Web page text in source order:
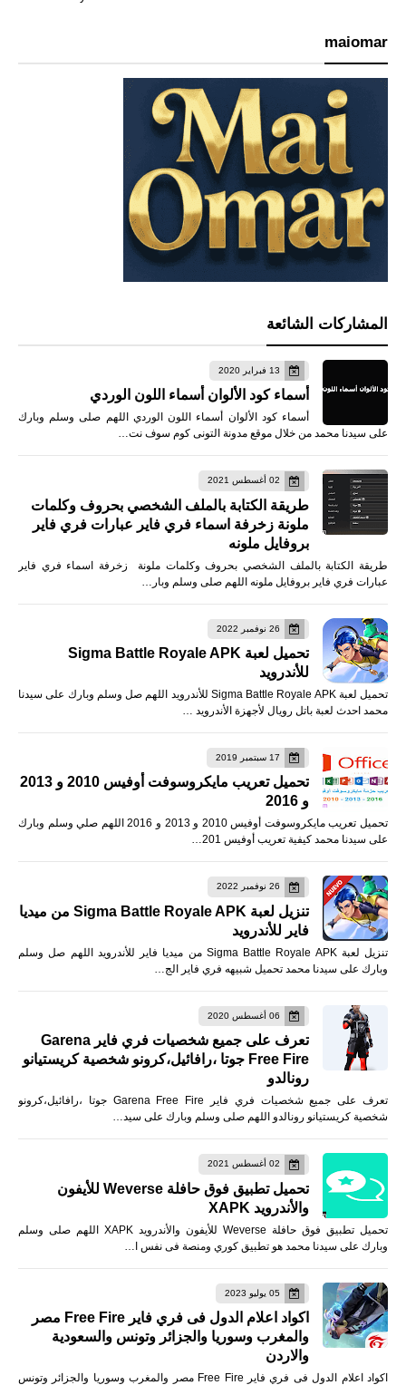
maiomar
المشاركات الشائعة
13 فبراير 2020
أسماء كود الألوان أسماء اللون الوردي
أسماء كود الألوان أسماء اللون الوردي اللهم صلى وسلم وبارك
على سيدنا محمد من خلال موقع مدونة التونى كوم سوف نت…
02 أغسطس 2021
طريقة الكتابة بالملف الشخصي بحروف وكلمات
ملونة زخرفة اسماء فري فاير عبارات فري فاير
بروفايل ملونه
طريقة الكتابة بالملف الشخصي بحروف وكلمات ملونة زخرفة اسماء فري فاير
عبارات فري فاير بروفايل ملونه اللهم صلى وسلم وبار…
26 نوفمبر 2022
تحميل لعبة Sigma Battle Royale APK
للأندرويد
تحميل لعبة Sigma Battle Royale APK للأندرويد اللهم صل وسلم وبارك على سيدنا
محمد احدث لعبة باتل رويال لأجهزة الأندرويد …
17 سبتمبر 2019
تحميل تعريب مايكروسوفت أوفيس 2010 و 2013
و 2016
تحميل تعريب مايكروسوفت أوفيس 2010 و 2013 و 2016 اللهم صلي وسلم وبارك
على سيدنا محمد كيفية تعريب أوفيس 201…
26 نوفمبر 2022
تنزيل لعبة Sigma Battle Royale APK من ميديا
فاير للأندرويد
تنزيل لعبة Sigma Battle Royale APK من ميديا فاير للأندرويد اللهم صل وسلم
وبارك على سيدنا محمد تحميل شبيهه فري فاير الج…
06 أغسطس 2020
تعرف على جميع شخصيات فري فاير Garena
Free Fire جوتا ،رافائيل،كرونو شخصية كريستيانو
رونالدو
تعرف على جميع شخصيات فري فاير Garena Free Fire جوتا ،رافائيل،كرونو
شخصية كريستيانو رونالدو اللهم صلى وسلم وبارك على سيد…
02 أغسطس 2021
تحميل تطبيق فوق حافلة Weverse للأيفون
والأندرويد XAPK
تحميل تطبيق فوق حافلة Weverse للأيفون والأندرويد XAPK اللهم صلى وسلم
وبارك على سيدنا محمد هو تطبيق كوري ومنصة فى نفس ا…
05 يوليو 2023
اكواد اعلام الدول فى فري فاير Free Fire مصر
والمغرب وسوريا والجزائر وتونس والسعودية
والاردن
اكواد اعلام الدول فى فري فاير Free Fire مصر والمغرب وسوريا والجزائر وتونس